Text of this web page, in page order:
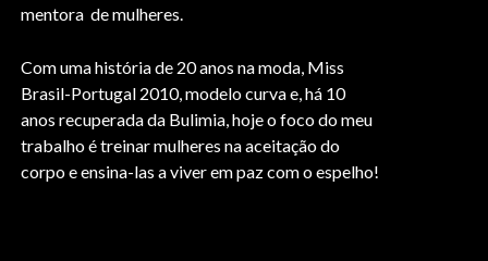
mentora de mulheres.
Com uma história de 20 anos na moda, Miss
Brasil-Portugal 2010, modelo curva e, há 10
anos recuperada da Bulimia, hoje o foco do meu
trabalho é treinar mulheres na aceitação do
corpo e ensina-las a viver em paz com o espelho!